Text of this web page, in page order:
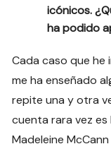
icónicos.
ha podido
Cada caso que he
me ha enseñado
repite una y otra
cuenta rara vez
Madeleine